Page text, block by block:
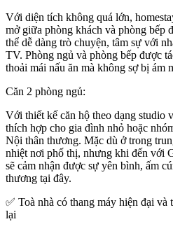
Với diện tích không quá lớn,
mở giữa phòng khách và phòng bếp
thể dễ dàng trò chuyện, tâm sự với
TV. Phòng ngủ và phòng bếp được
thoải mái nấu ăn mà không sợ bị ám
Căn 2 phòng ngủ:
Với thiết kế căn hộ theo dạng studio
thích hợp cho gia đình nhỏ hoặc
Nội thân thương. Mặc dù ở trong
nhiệt nơi phố thị, nhưng khi đến với
sẽ cảm nhận được sự yên bình, ấm
thương tại đây.
✅ Toà nhà có thang máy hiện đại
lại